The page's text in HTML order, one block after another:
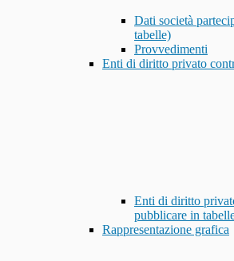
Dati società
tabelle)
Provvedimenti
Enti di diritto privato
Enti di diritto
pubblicare in
Rappresentazione grafica